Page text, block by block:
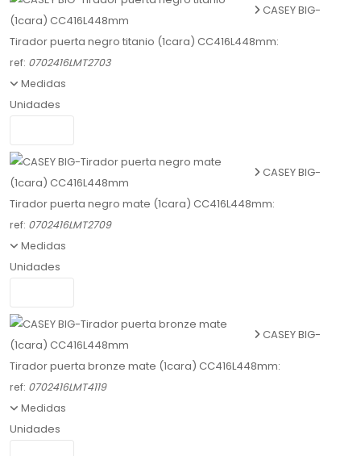
CASEY BIG-
Tirador puerta negro titanio (1cara) CC416L448mm:
ref: 0702416LMT2703
Medidas
Unidades
CASEY BIG-
Tirador puerta negro mate (1cara) CC416L448mm:
ref: 0702416LMT2709
Medidas
Unidades
CASEY BIG-
Tirador puerta bronze mate (1cara) CC416L448mm:
ref: 0702416LMT4119
Medidas
Unidades